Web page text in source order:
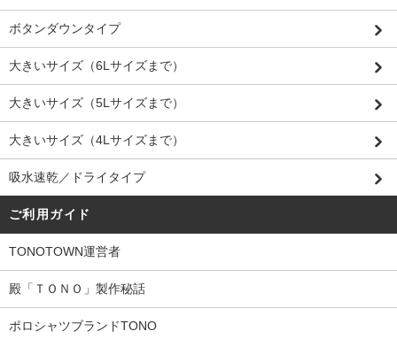
ボタンダウンタイプ
大きいサイズ（6Lサイズまで）
大きいサイズ（5Lサイズまで）
大きいサイズ（4Lサイズまで）
吸水速乾／ドライタイプ
ご利用ガイド
TONOTOWN運営者
殿「ＴＯＮＯ」製作秘話
ポロシャツブランドTONO